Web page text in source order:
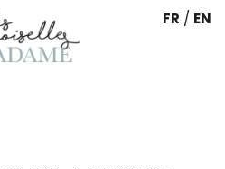
FR / EN